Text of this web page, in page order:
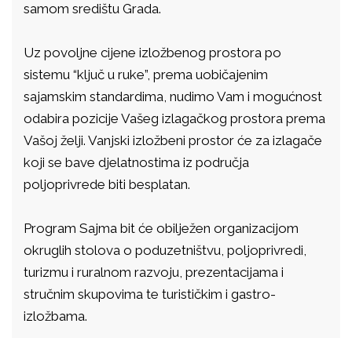
samom središtu Grada.
Uz povoljne cijene izložbenog prostora po
sistemu “ključ u ruke”, prema uobičajenim
sajamskim standardima, nudimo Vam i mogućnost
odabira pozicije Vašeg izlagačkog prostora prema
Vašoj želji. Vanjski izložbeni prostor će za izlagače
koji se bave djelatnostima iz područja
poljoprivrede biti besplatan.
Program Sajma bit će obilježen organizacijom
okruglih stolova o poduzetništvu, poljoprivredi,
turizmu i ruralnom razvoju, prezentacijama i
stručnim skupovima te turističkim i gastro-
izložbama.